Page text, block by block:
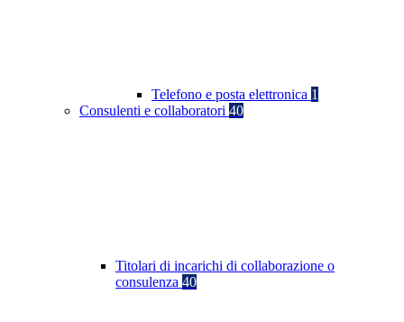
Telefono e posta elettronica 1
Consulenti e collaboratori 40
Titolari di incarichi di collaborazione o
consulenza 40